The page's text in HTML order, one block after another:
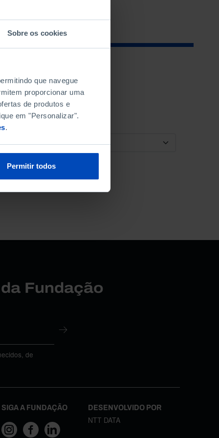
Sobre os cookies
que navegue
proporcionar uma
de produtos e
em "Personalizar".
.
Permitir todos
ORDENAR POR
Fundação
de
SIGA A FUNDAÇÃO DESENVOLVIDO POR
NTT DATA